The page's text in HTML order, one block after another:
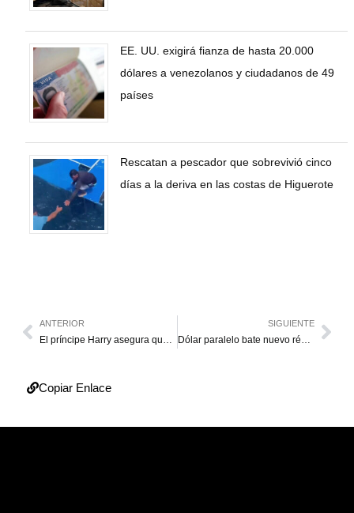
EE. UU. exigirá fianza de hasta 20.000
dólares a venezolanos y ciudadanos de 49
países
Rescatan a pescador que sobrevivió cinco
días a la deriva en las costas de Higuerote
ANTERIOR
El príncipe Harry asegura que William lo agredió físicamente
SIGUIENTE
Dólar paralelo bate nuevo récord y cotiza en Bs. 20,09
Copiar Enlace